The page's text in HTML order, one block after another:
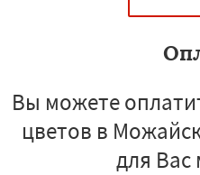
Вы можете
цветов в
для Вас